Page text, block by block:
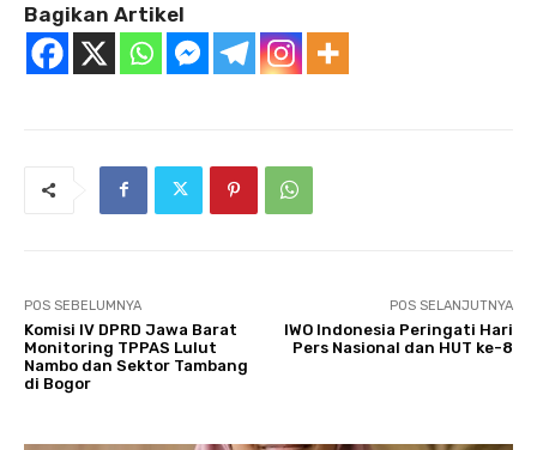
Bagikan Artikel
POS SEBELUMNYA
Komisi IV DPRD Jawa Barat
Monitoring TPPAS Lulut
Nambo dan Sektor Tambang
di Bogor
POS SELANJUTNYA
IWO Indonesia Peringati Hari
Pers Nasional dan HUT ke-8